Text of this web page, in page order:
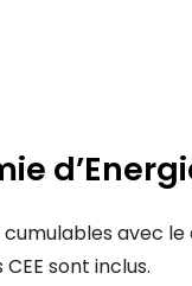
avec
sont inclus.